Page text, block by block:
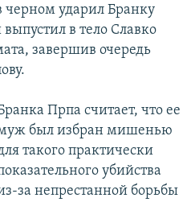
ударил Бранку
в тело Славко
завершив очередь
Прпа считает, что ее
был избран мишенью
такого практически
убийства
за непрестанной борьбы